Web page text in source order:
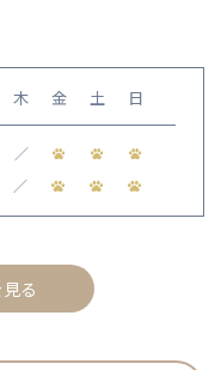
木 金 土 日
／
／
る